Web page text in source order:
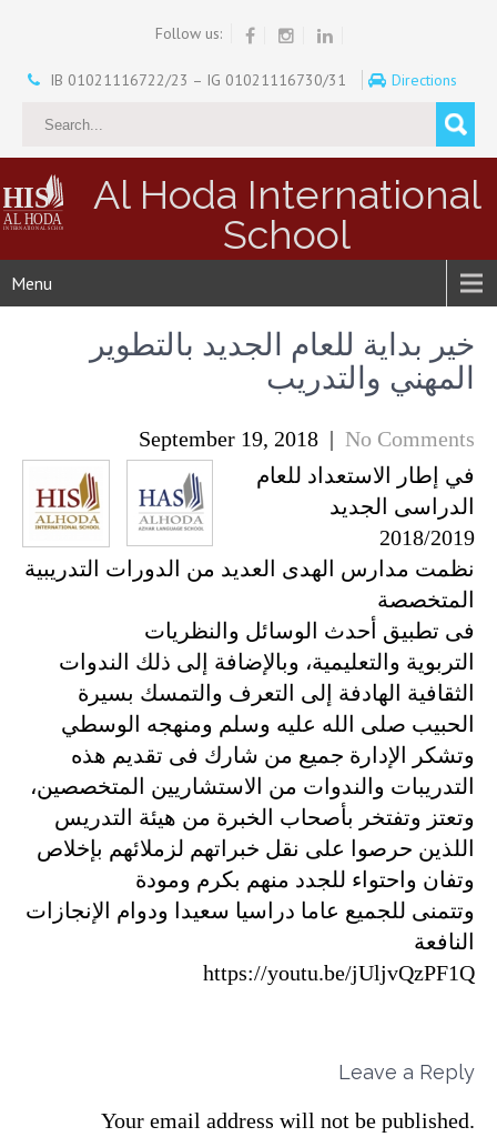
Follow us:
IB 01021116722/23 – IG 01021116730/31 Directions
Al Hoda International
School
Menu
خير بداية للعام الجديد بالتطوير
المهني والتدريب
September 19, 2018 | No Comments
في إطار الاستعداد للعام
الدراسى الجديد
2018/2019
نظمت مدارس الهدى العديد من الدورات التدريبية
المتخصصة
فى تطبيق أحدث الوسائل والنظريات
التربوية والتعليمية، وبالإضافة إلى ذلك الندوات
الثقافية الهادفة إلى التعرف والتمسك بسيرة
الحبيب صلى الله عليه وسلم ومنهجه الوسطي
وتشكر الإدارة جميع من شارك فى تقديم هذه
التدريبات والندوات من الاستشاريين المتخصصين،
وتعتز وتفتخر بأصحاب الخبرة من هيئة التدريس
اللذين حرصوا على نقل خبراتهم لزملائهم بإخلاص
وتفان واحتواء للجدد منهم بكرم ومودة
وتتمنى للجميع عاما دراسيا سعيدا ودوام الإنجازات
النافعة
https://youtu.be/jUljvQzPF1Q
Leave a Reply
Your email address will not be published.